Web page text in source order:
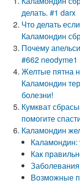
делать. #1 darx
Что делать
Каламондин
Почему
#662 neodyme1
Желтые пятна
Каламондин
болезни!
Кумкват
помогите
Каламондин
Каламондин:
Как
Возможные